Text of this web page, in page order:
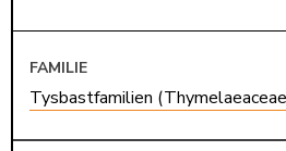
FAMILIE
Tysbastfamilien